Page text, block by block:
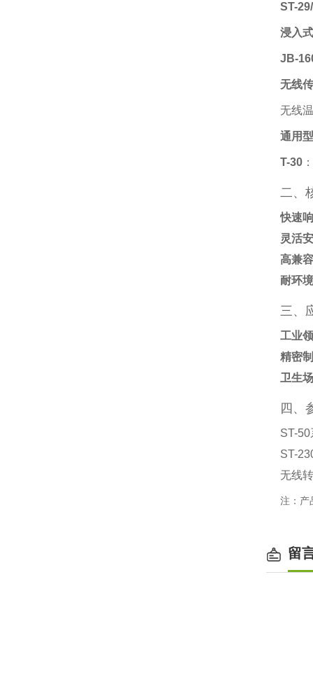
ST-
浸入
JB-
无线
无线
通用
T-30
二、
快速
灵活
高兼
耐环
三、
工业
精密
卫生
四、
ST-
ST-
无线
注：产
留